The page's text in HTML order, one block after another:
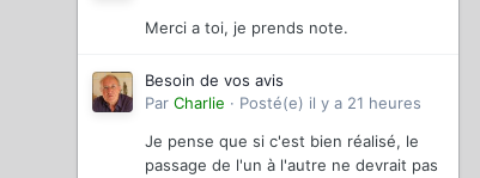
Merci a toi, je prends note.
Besoin de vos avis
Par Charlie · Posté(e) il y a 21 heures
Je pense que si c'est bien réalisé, le
passage de l'un à l'autre ne devrait pas